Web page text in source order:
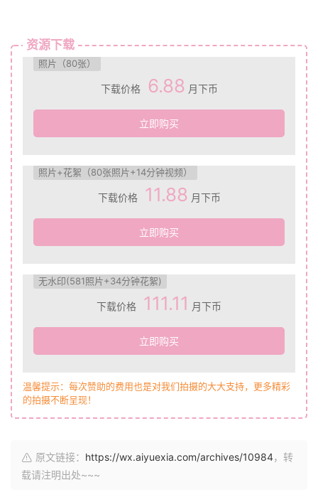
资源下载
照片（80张）
下载价格 6.88 月下币
立即购买
照片+花絮（80张照片+14分钟视频）
下载价格 11.88 月下币
立即购买
无水印(581照片+34分钟花絮)
下载价格 111.11 月下币
立即购买
温馨提示：每次赞助的费用也是对我们拍摄的大大支持，更多精彩
的拍摄不断呈现！
原文链接： https://wx.aiyuexia.com/archives/10984，转
载请注明出处~~~